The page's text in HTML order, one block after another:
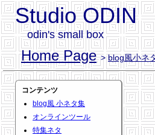
Studio ODIN
odin's small box
Home Page >blog風小ネ
コンテンツ
blog風 小ネタ集
オンラインツール
特集ネタ